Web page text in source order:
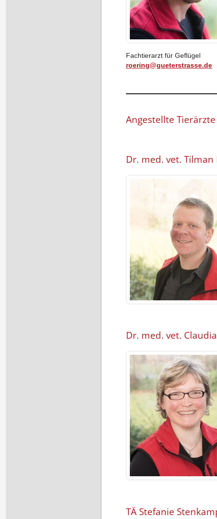
Fachtierarzt für Geflügel
roering@gueterstrasse.de
Angestellte
Dr. med. vet. Tilman
Dr. med. vet.
TÄ Stefanie